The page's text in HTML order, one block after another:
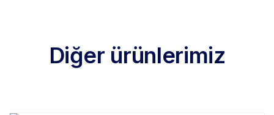
Diğer ürünlerimiz